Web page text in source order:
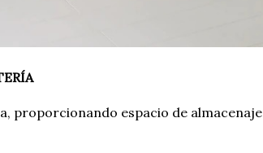
proporcionando espacio de almacenaje